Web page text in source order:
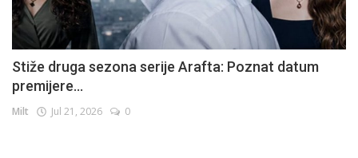
Stiže druga sezona serije Arafta: Poznat datum
premijere...
Milt Jul 21, 2026 0